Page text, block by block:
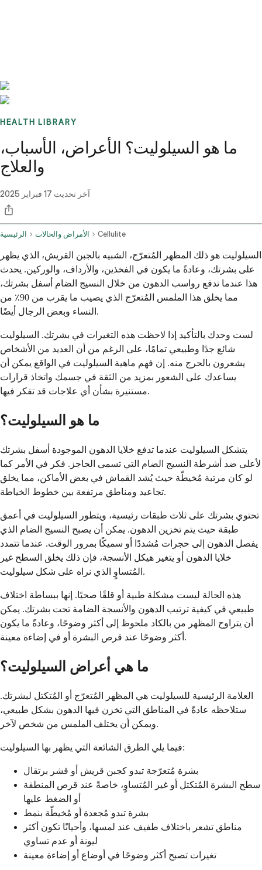
HEALTH LIBRARY
ما هو السيلوليت؟ الأعراض، الأسباب،
والعلاج
آخر تحديث 17 فبراير 2025
الرئيسية الأمراض والحالات Cellulite
السيلوليت هو ذلك المظهر المُتعرّج، الشبيه بالجبن القريش، الذي يظهر
على بشرتك، وعادةً ما يكون في الفخذين، والأرداف، والوركين. يحدث
هذا عندما تدفع رواسب الدهون من خلال النسيج الضام أسفل بشرتك،
مما يخلق هذا الملمس المُتعرّج الذي يصيب ما يقرب من 90٪ من
النساء وبعض الرجال أيضًا.
لست وحدك بالتأكيد إذا لاحظت هذه التغيرات في بشرتك. السيلوليت
شائع جدًا وطبيعي تمامًا، على الرغم من أن العديد من الأشخاص
يشعرون بالحرج منه. إن فهم ماهية السيلوليت في الواقع يمكن أن
يساعدك على الشعور بمزيد من الثقة في جسمك واتخاذ قرارات
مستنيرة بشأن أي علاجات قد تفكر فيها.
ما هو السيلوليت؟
يتشكل السيلوليت عندما تدفع خلايا الدهون الموجودة أسفل بشرتك
لأعلى ضد أشرطة النسيج الضام التي تسمى الحاجز. فكر في الأمر كما
لو كان مرتبة مُخيطّة حيث يُشد القماش في بعض الأماكن، مما يخلق
تجاعيد ومناطق مرتفعة بين خطوط الخياطة.
تحتوي بشرتك على ثلاث طبقات رئيسية، ويتطور السيلوليت في أعمق
طبقة حيث يتم تخزين الدهون. يمكن أن يصبح النسيج الضام الذي
يفصل الدهون إلى حجرات مُشددًا أو سميكًا بمرور الوقت. عندما تتمدد
خلايا الدهون أو يتغير هيكل الأنسجة، فإن ذلك يخلق السطح غير
المُتساوٍ الذي نراه على شكل سيلوليت.
هذه الحالة ليست مشكلة طبية أو قلقًا صحيًا. إنها ببساطة اختلاف
طبيعي في كيفية ترتيب الدهون والأنسجة الضامة تحت بشرتك. يمكن
أن يتراوح المظهر من بالكاد ملحوظ إلى أكثر وضوحًا، وعادةً ما يكون
أكثر وضوحًا عند قرص البشرة أو في إضاءة معينة.
ما هي أعراض السيلوليت؟
العلامة الرئيسية للسيلوليت هي المظهر المُتعرّج أو المُتكتل لبشرتك.
ستلاحظه عادةً في المناطق التي تخزن فيها الدهون بشكل طبيعي،
ويمكن أن يختلف الملمس من شخص لآخر.
فيما يلي الطرق الشائعة التي يظهر بها السيلوليت:
بشرة مُتعرّجة تبدو كجبن قريش أو قشر برتقال
سطح البشرة المُتكتل أو غير المُتساوٍ، خاصةً عند قرص المنطقة
أو الضغط عليها
بشرة تبدو مُجعدة أو مُخيطّة بنمط
مناطق تشعر باختلاف طفيف عند لمسها، وأحيانًا تكون أكثر
ليونة أو عدم تساوي
تغيرات تصبح أكثر وضوحًا في أوضاع أو إضاءة معينة